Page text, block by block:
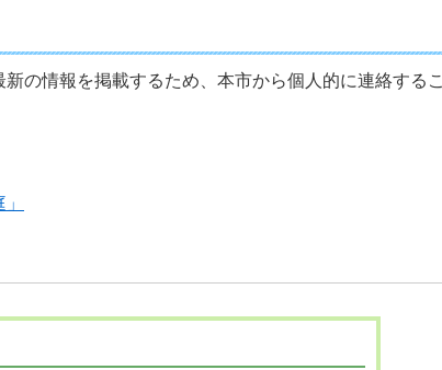
の情報を掲載するため、本市から個人的に連絡するこ